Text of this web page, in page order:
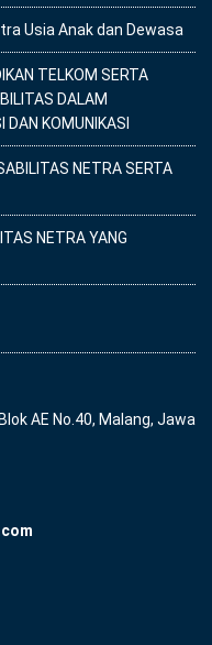
Usia Anak dan Dewasa
TELKOM SERTA
DALAM
KOMUNIKASI
NETRA SERTA
NETRA YANG
AE No.40, Malang, Jawa